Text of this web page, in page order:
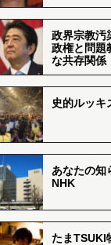
政界宗教汚
政権と問題
な共存関係
史的ルッキ
あなたの知
NHK
たまTSUKI